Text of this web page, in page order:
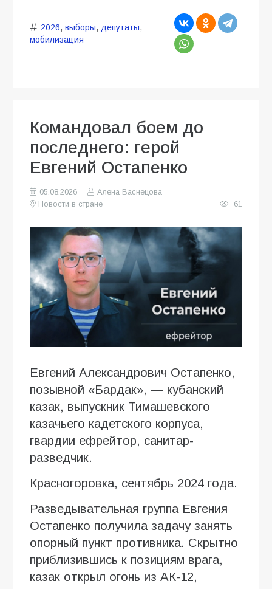
2026, выборы, депутаты,
мобилизация
Командовал боем до
последнего: герой
Евгений Остапенко
05.08.2026
Алена Васнецова
Новости в стране
61
Евгений Александрович Остапенко,
позывной «Бардак», — кубанский
казак, выпускник Тимашевского
казачьего кадетского корпуса,
гвардии ефрейтор, санитар-
разведчик.
Красногоровка, сентябрь 2024 года.
Разведывательная группа Евгения
Остапенко получила задачу занять
опорный пункт противника. Скрытно
приблизившись к позициям врага,
казак открыл огонь из АК-12,